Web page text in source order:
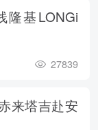
隆基LONGi
27839
来塔吉赴安